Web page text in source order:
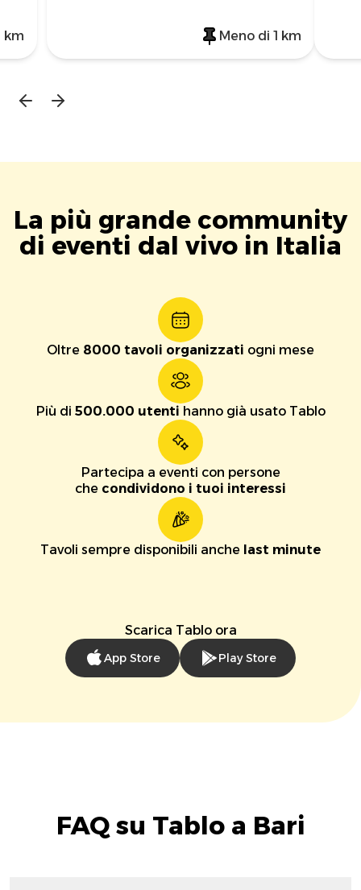
Meno di 1 km
km
La più grande community
di eventi dal vivo in Italia
Oltre 8000 tavoli organizzati ogni mese
Più di 500.000 utenti hanno già usato Tablo
Partecipa a eventi con persone
che condividono i tuoi interessi
Tavoli sempre disponibili anche last minute
Scarica Tablo ora
App Store Play Store
FAQ su Tablo a Bari